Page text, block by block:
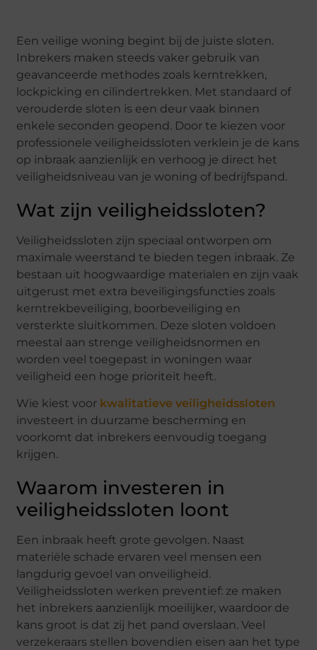
Een veilige woning begint bij de juiste sloten.
Inbrekers maken steeds vaker gebruik van
geavanceerde methodes zoals kerntrekken,
lockpicking en cilindertrekken. Met standaard of
verouderde sloten is een deur vaak binnen
enkele seconden geopend. Door te kiezen voor
professionele veiligheidssloten verklein je de kans
op inbraak aanzienlijk en verhoog je direct het
veiligheidsniveau van je woning of bedrijfspand.
Wat zijn veiligheidssloten?
Veiligheidssloten zijn speciaal ontworpen om
maximale weerstand te bieden tegen inbraak. Ze
bestaan uit hoogwaardige materialen en zijn vaak
uitgerust met extra beveiligingsfuncties zoals
kerntrekbeveiliging, boorbeveiliging en
versterkte sluitkommen. Deze sloten voldoen
meestal aan strenge veiligheidsnormen en
worden veel toegepast in woningen waar
veiligheid een hoge prioriteit heeft.
Wie kiest voor kwalitatieveveiligheidssloten
investeert in duurzame bescherming en
voorkomt dat inbrekers eenvoudig toegang
krijgen.
Waarom investeren in
veiligheidssloten loont
Een inbraak heeft grote gevolgen. Naast
materiële schade ervaren veel mensen een
langdurig gevoel van onveiligheid.
Veiligheidssloten werken preventief: ze maken
het inbrekers aanzienlijk moeilijker, waardoor de
kans groot is dat zij het pand overslaan. Veel
verzekeraars stellen bovendien eisen aan het type